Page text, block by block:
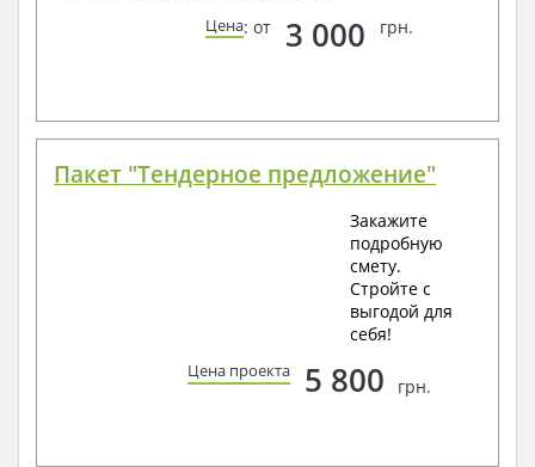
Цена: от 3 000 грн.
Пакет "Тендерное предложение"
Закажите
подробную
смету.
Стройте с
выгодой для
себя!
Цена проекта 5 800 грн.